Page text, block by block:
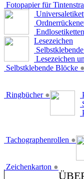
Fotopapier für
Endlosetiketten
Lesezeichen
Lesezeichen
Selbstklebende Blöcke ●
Ringbücher ●
Tachographenrollen ●
Zeichenkarton ●